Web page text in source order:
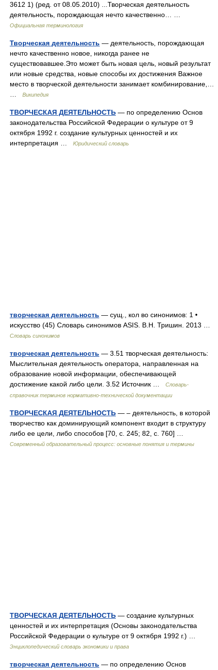
3612 1) (ред. от 08.05.2010) ...Творческая деятельность
деятельность, порождающая нечто качественно… …
Официальная терминология
Творческая деятельность — деятельность, порождающая
нечто качественно новое, никогда ранее не
существовавшее.Это может быть новая цель, новый результат
или новые средства, новые способы их достижения Важное
место в творческой деятельности занимает комбинирование,…
Википедия
ТВОРЧЕСКАЯ ДЕЯТЕЛЬНОСТЬ — по определению Основ
законодательства Российской Федерации о культуре от 9
октября 1992 г. создание культурных ценностей и их
интерпретация …
Юридический словарь
творческая деятельность — сущ., кол во синонимов: 1 •
искусство (45) Словарь синонимов ASIS. В.Н. Тришин. 2013 …
Словарь синонимов
творческая деятельность — 3.51 творческая деятельность:
Мыслительная деятельность оператора, направленная на
образование новой информации, обеспечивающей
достижение какой либо цели. 3.52 Источник …
Словарь-
справочник терминов нормативно-технической документации
ТВОРЧЕСКАЯ ДЕЯТЕЛЬНОСТЬ — – деятельность, в которой
творчество как доминирующий компонент входит в структуру
либо ее цели, либо способов [70, c. 245; 82, c. 760] …
Современный образовательный процесс: основные понятия и термины
ТВОРЧЕСКАЯ ДЕЯТЕЛЬНОСТЬ — создание культурных
ценностей и их интерпретация (Основы законодательства
Российской Федерации о культуре от 9 октября 1992 г.) …
Энциклопедический словарь экономики и права
творческая деятельность — по определению Основ